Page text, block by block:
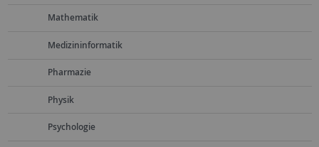
Mathematik
Medizininformatik
Pharmazie
Physik
Psychologie